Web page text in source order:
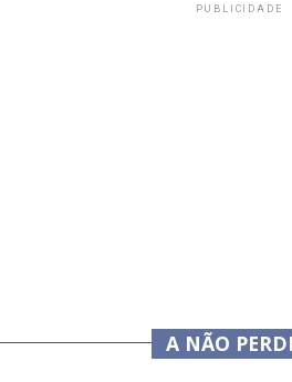
PUBLICIDADE
A NÃO